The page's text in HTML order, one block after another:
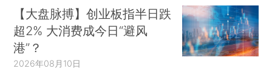
女性的未婚比例。我们看到，在2010年的时候，
30到34岁的人里面，在北京有17%的男性和12%的
女性处于未婚状态，远远地高于全国平均值。
这里的数据是各个学历的人的一个平均值。未
【大盘脉搏】创业板指半日跌
超2% 大消费成今日“避风
港”？
2026年08月10日